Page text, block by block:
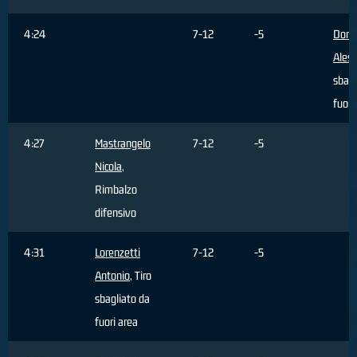
4:24 7-12 -5
fuori
4:27
Mastrangelo
Nicola,
Rimbalzo
difensivo
7-12 -5
4:31
Lorenzetti
Antonio, Tiro
sbagliato da
fuori area
7-12 -5